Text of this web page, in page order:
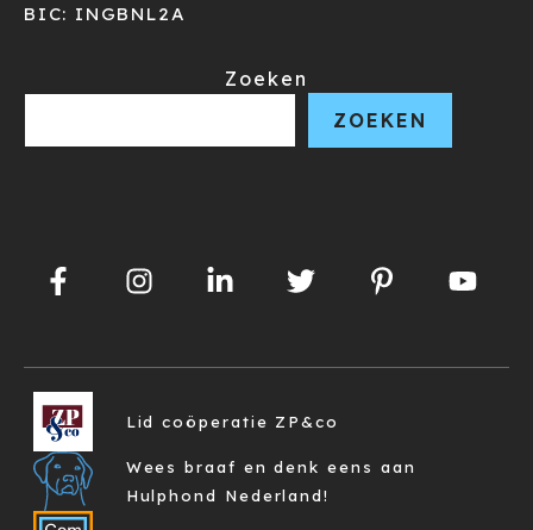
BIC: INGBNL2A
Zoeken
ZOEKEN
Lid coöperatie ZP&co
Wees braaf en denk eens aan
Hulphond Nederland!